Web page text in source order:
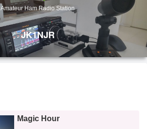
Amateur Ham Radio Station
JK1NJR
Magic Hour